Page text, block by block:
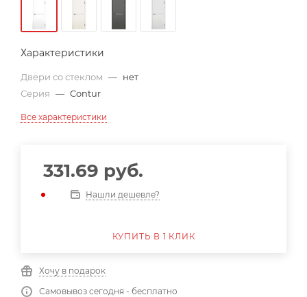
Характеристики
Двери со стеклом — нет
Серия — Contur
Все характеристики
331.69 руб.
Нашли дешевле?
КУПИТЬ В 1 КЛИК
Хочу в подарок
Самовывоз сегодня - бесплатно